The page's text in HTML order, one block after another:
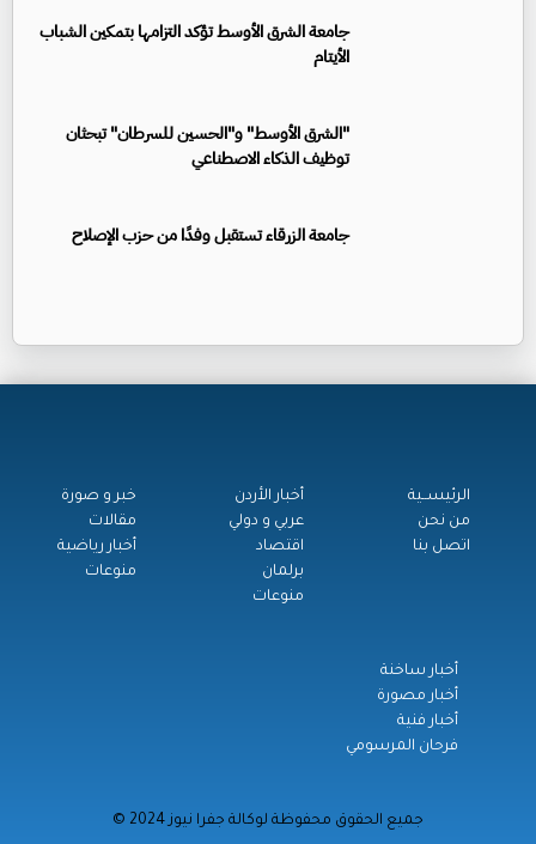
جامعة الشرق الأوسط تؤكد التزامها بتمكين الشباب
الأيتام
"الشرق الأوسط" و"الحسين للسرطان" تبحثان
توظيف الذكاء الاصطناعي
جامعة الزرقاء تستقبل وفدًا من حزب الإصلاح
الرئيســية
من نحن
اتصل بنا
أخبار الأردن
عربي و دولي
اقتصاد
برلمان
منوعات
خبر و صورة
مقالات
أخبار رياضية
منوعات
أخبار ساخنة
أخبار مصورة
أخبار فنية
فرحان المرسومي
© جميع الحقوق محفوظة لوكالة جفرا نيوز 2024